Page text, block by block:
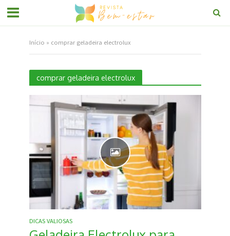
Início » comprar geladeira electrolux
comprar geladeira electrolux
DICAS VALIOSAS